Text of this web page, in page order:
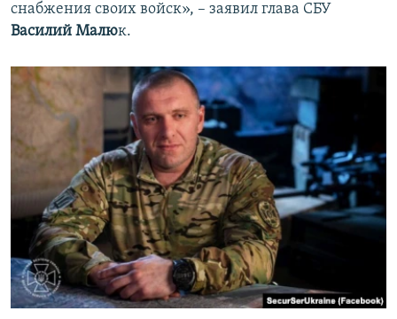
снабжения своих войск», – заявил глава СБУ
Василий Малюк.